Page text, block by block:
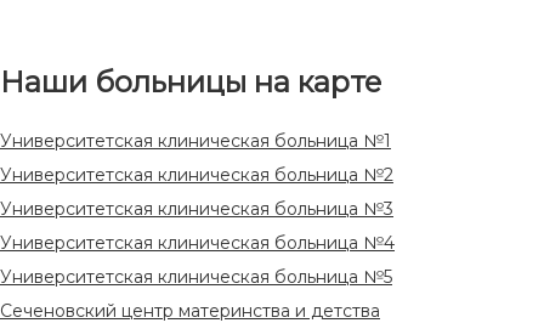
Наши больницы на карте
Университетская клиническая больница №1
Университетская клиническая больница №2
Университетская клиническая больница №3
Университетская клиническая больница №4
Университетская клиническая больница №5
Сеченовский центр материнства и детства